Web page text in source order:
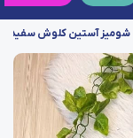
شومیز آستین کلوش سفید